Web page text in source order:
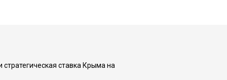
стратегическая ставка Крыма на